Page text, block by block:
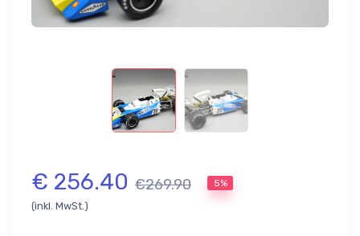
€ 256.40 €269.90 5%
(inkl. MwSt.)